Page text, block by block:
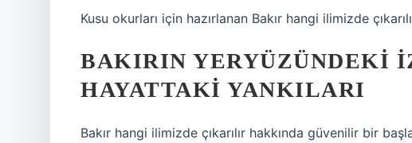
Kusu okurları için hazırlanan Bakır hangi ilimizde
BAKIRIN YERYÜZÜNDEKI
HAYATTAKI YANKILARI
Bakır hangi ilimizde çıkarılır hakkında güvenilir bir